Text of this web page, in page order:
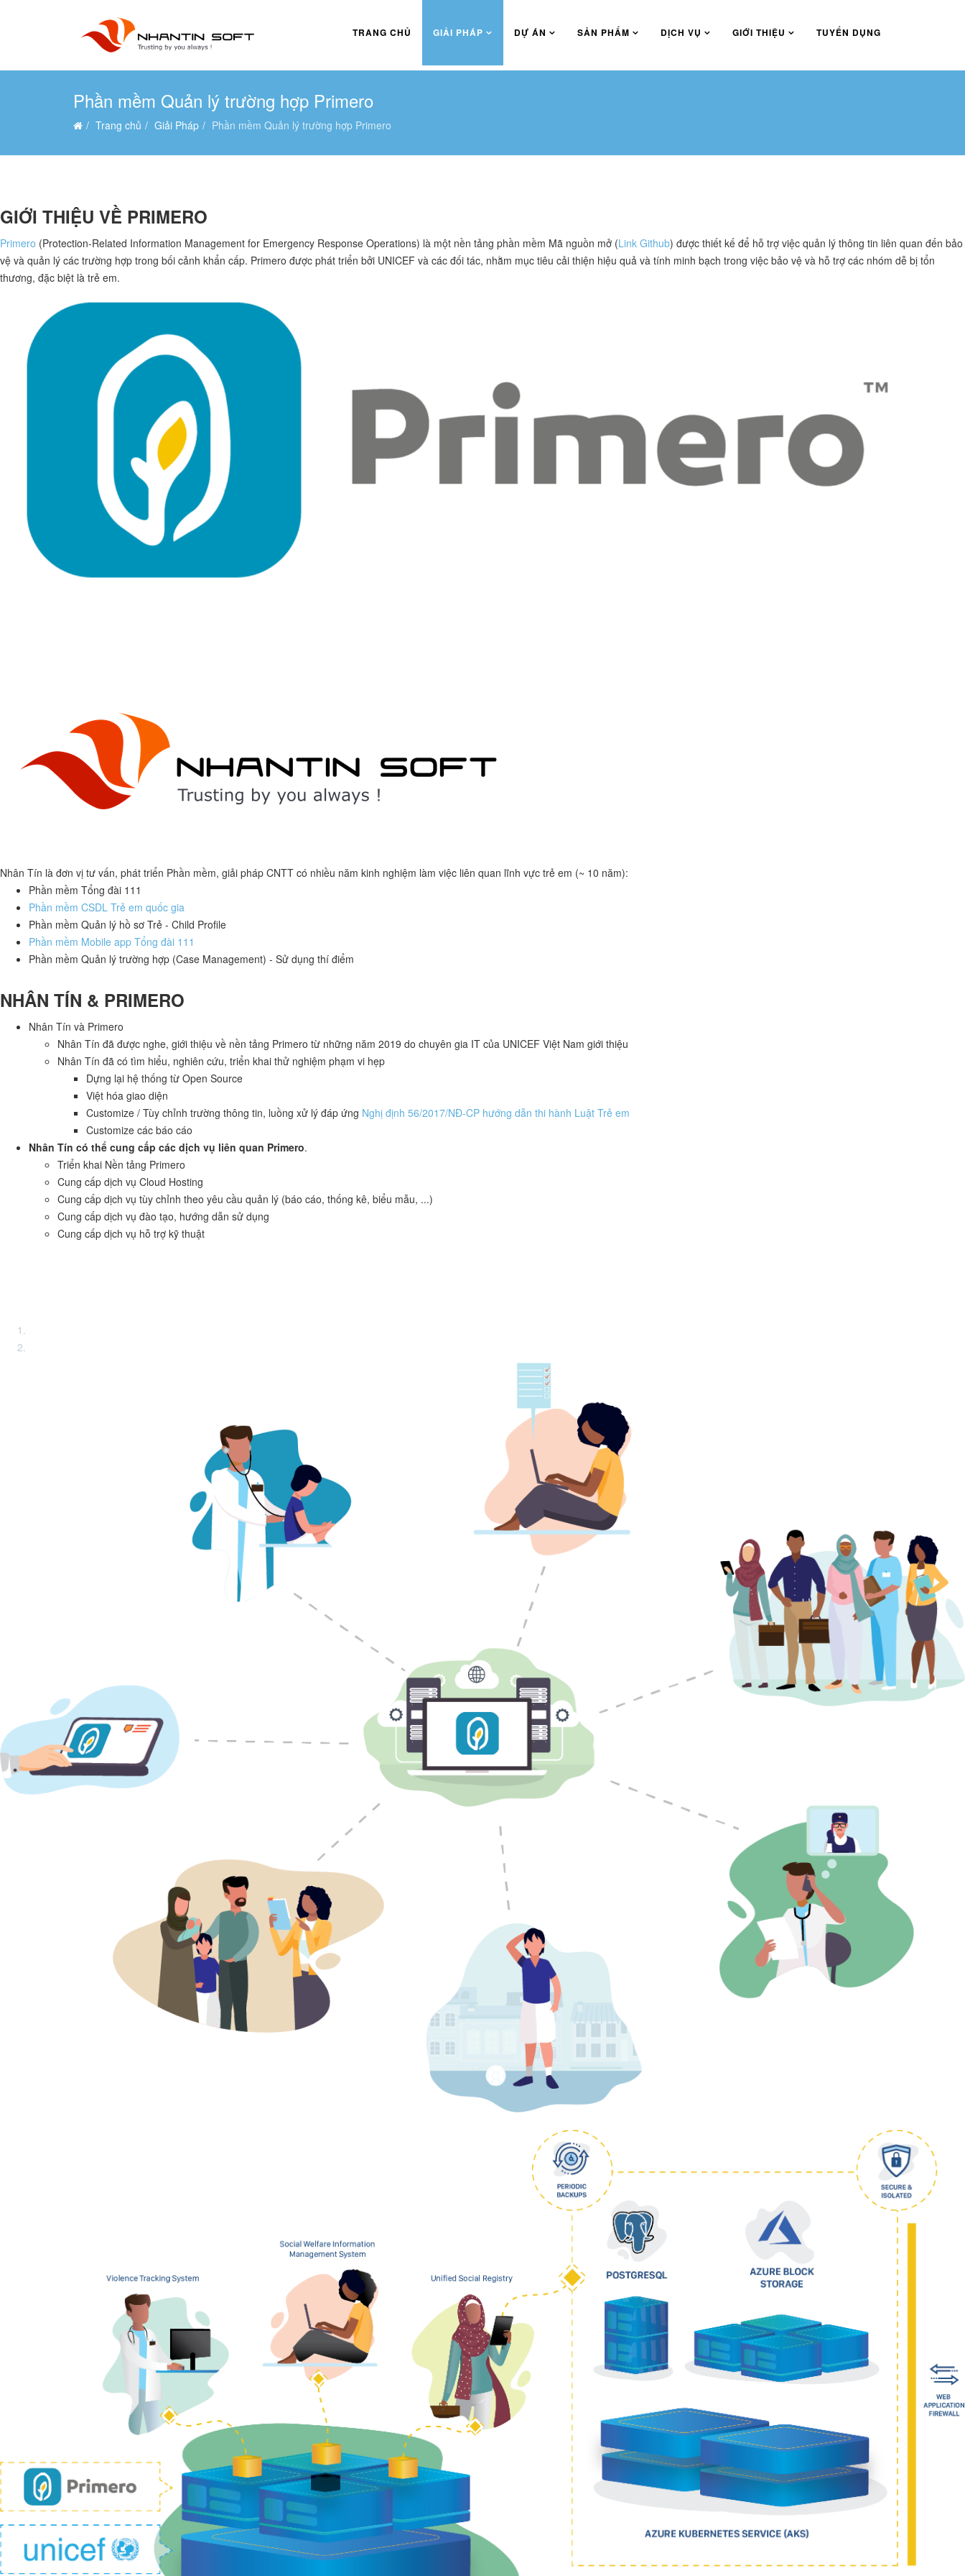
TRANG CHỦ GIẢI PHÁP DỰ ÁN SẢN PHẨM DỊCH VỤ GIỚI THIỆU TUYỂN DỤNG
Phần mềm Quản lý trường hợp Primero
Trang chủ Giải Pháp Phần mềm Quản lý trường hợp Primero
GIỚI THIỆU VỀ PRIMERO
Primero (Protection-Related Information Management for Emergency Response Operations) là một nền tảng phần mềm Mã nguồn mở (Link Github) được thiết kế để hỗ trợ việc quản lý thông tin liên quan đến bảo
vệ và quản lý các trường hợp trong bối cảnh khẩn cấp. Primero được phát triển bởi UNICEF và các đối tác, nhằm mục tiêu cải thiện hiệu quả và tính minh bạch trong việc bảo vệ và hỗ trợ các nhóm dễ bị tổn
thương, đặc biệt là trẻ em.
Nhân Tín là đơn vị tư vấn, phát triển Phần mềm, giải pháp CNTT có nhiều năm kinh nghiệm làm việc liên quan lĩnh vực trẻ em (~ 10 năm):
Phần mềm Tổng đài 111
Phần mềm CSDL Trẻ em quốc gia
Phần mềm Quản lý hồ sơ Trẻ - Child Profile
Phần mềm Mobile app Tổng đài 111
Phần mềm Quản lý trường hợp (Case Management) - Sử dụng thí điểm
NHÂN TÍN & PRIMERO
Nhân Tín và Primero
Nhân Tín đã được nghe, giới thiệu về nền tảng Primero từ những năm 2019 do chuyên gia IT của UNICEF Việt Nam giới thiệu
Nhân Tín đã có tìm hiểu, nghiên cứu, triển khai thử nghiệm phạm vi hẹp
Dựng lại hệ thống từ Open Source
Việt hóa giao diện
Customize / Tùy chỉnh trường thông tin, luồng xử lý đáp ứng Nghị định 56/2017/NĐ-CP hướng dẫn thi hành Luật Trẻ em
Customize các báo cáo
Nhân Tín có thể cung cấp các dịch vụ liên quan Primero.
Triển khai Nền tảng Primero
Cung cấp dịch vụ Cloud Hosting
Cung cấp dịch vụ tùy chỉnh theo yêu cầu quản lý (báo cáo, thống kê, biểu mẫu, ...)
Cung cấp dịch vụ đào tạo, hướng dẫn sử dụng
Cung cấp dịch vụ hỗ trợ kỹ thuật